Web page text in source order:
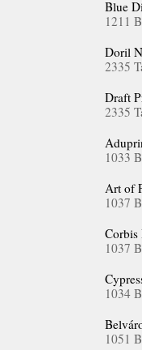
Blue
1211
Doril
2335
Draft
2335
1033
Art of
1037
1037
1034
1051